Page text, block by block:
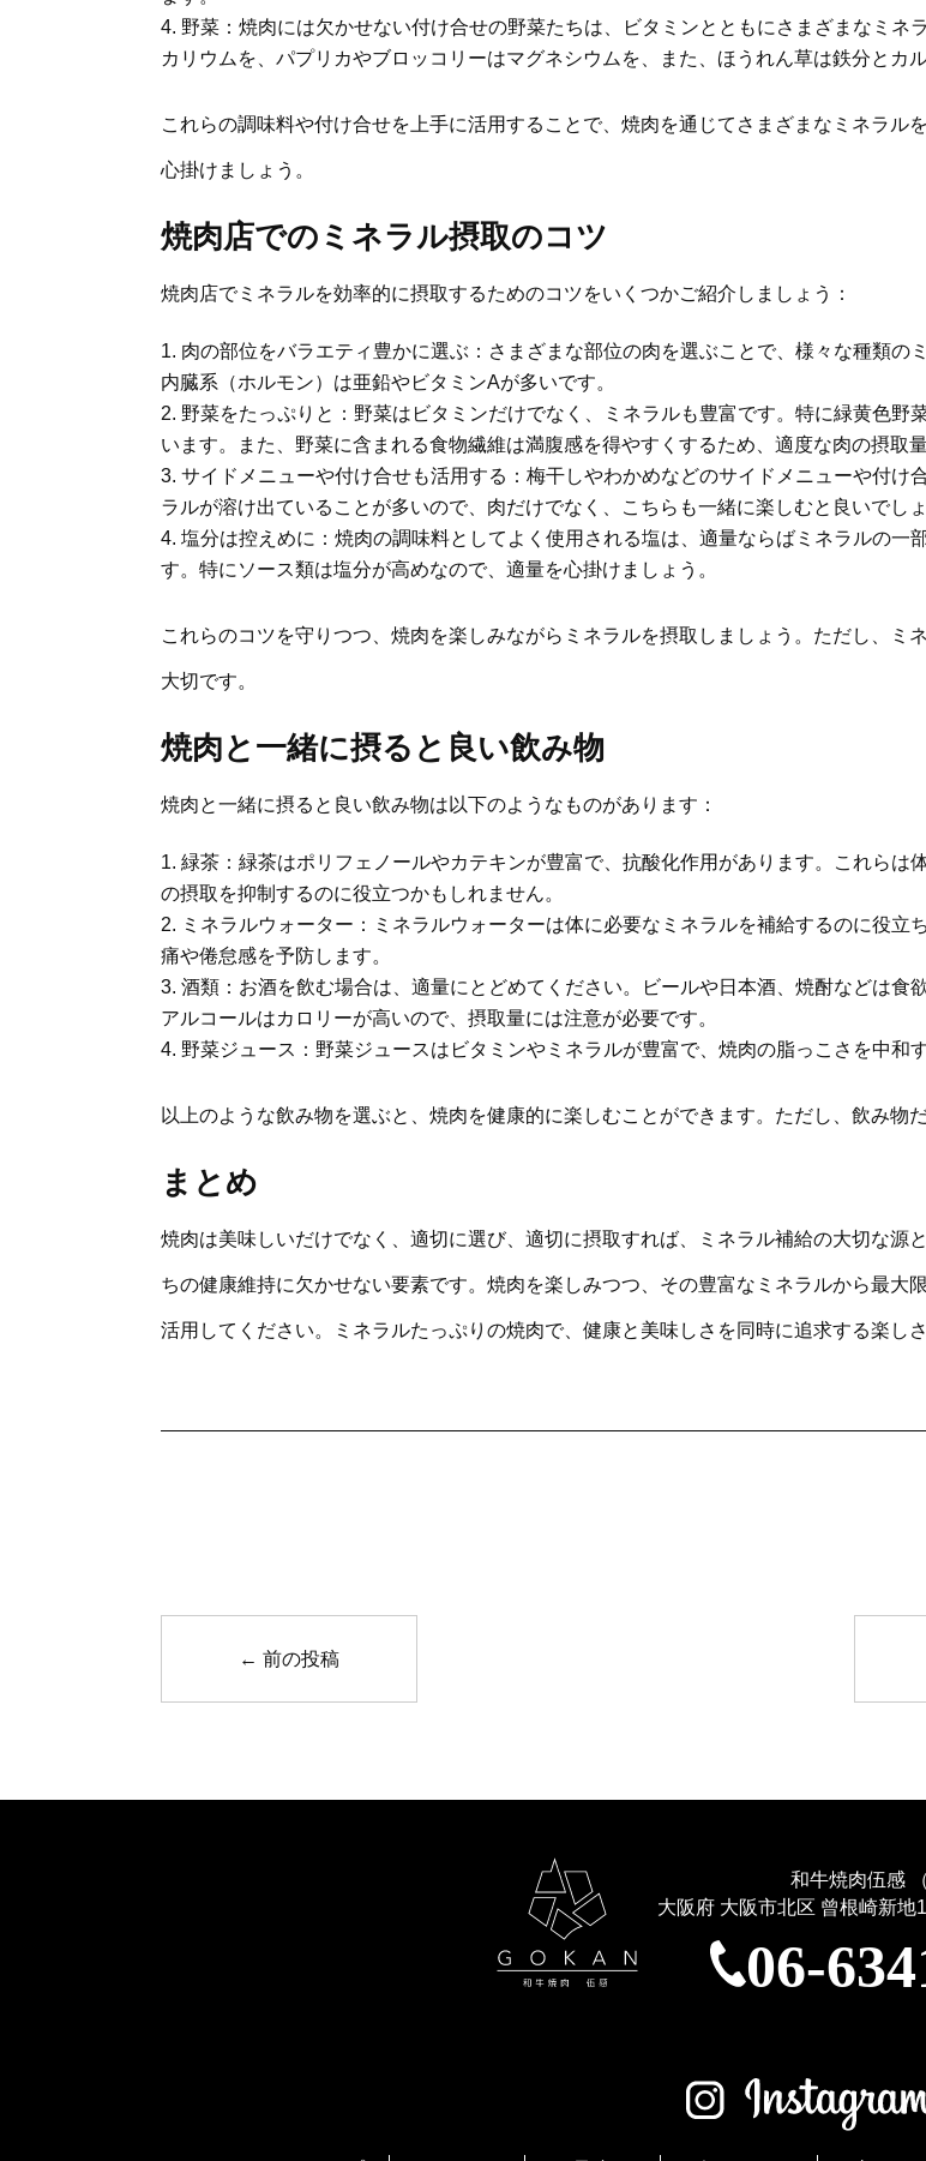
野菜：焼肉には欠かせない付け合せの野菜たちは、ビタミンとともにさまざまなミネ
カリウムを、パプリカやブロッコリーはマグネシウムを、また、ほうれん草は鉄分とカ
これらの調味料や付け合せを上手に活用することで、焼肉を通じてさまざまなミネラル
心掛けましょう。
焼肉店でのミネラル摂取のコツ
焼肉店でミネラルを効率的に摂取するためのコツをいくつかご紹介しましょう：
肉の部位をバラエティ豊かに選ぶ：さまざまな部位の肉を選ぶことで、様々な種類の
内臓系（ホルモン）は亜鉛やビタミンAが多いです。
野菜をたっぷりと：野菜はビタミンだけでなく、ミネラルも豊富です。特に緑黄色野
います。また、野菜に含まれる食物繊維は満腹感を得やすくするため、適度な肉の摂取量
サイドメニューや付け合せも活用する：梅干しやわかめなどのサイドメニューや付
ラルが溶け出ていることが多いので、肉だけでなく、こちらも一緒に楽しむと良いでしょ
塩分は控えめに：焼肉の調味料としてよく使用される塩は、適量ならばミネラルの一
す。特にソース類は塩分が高めなので、適量を心掛けましょう。
これらのコツを守りつつ、焼肉を楽しみながらミネラルを摂取しましょう。ただし、
大切です。
焼肉と一緒に摂ると良い飲み物
焼肉と一緒に摂ると良い飲み物は以下のようなものがあります：
緑茶：緑茶はポリフェノールやカテキンが豊富で、抗酸化作用があります。これら
の摂取を抑制するのに役立つかもしれません。
ミネラルウォーター：ミネラルウォーターは体に必要なミネラルを補給するのに役
痛や倦怠感を予防します。
酒類：お酒を飲む場合は、適量にとどめてください。ビールや日本酒、焼酎などは食
アルコールはカロリーが高いので、摂取量には注意が必要です。
野菜ジュース：野菜ジュースはビタミンやミネラルが豊富で、焼肉の脂っこさを中和
以上のような飲み物を選ぶと、焼肉を健康的に楽しむことができます。ただし、飲み物
まとめ
焼肉は美味しいだけでなく、適切に選び、適切に摂取すれば、ミネラル補給の大切な源
ちの健康維持に欠かせない要素です。焼肉を楽しみつつ、その豊富なミネラルから最大
活用してください。ミネラルたっぷりの焼肉で、健康と美味しさを同時に追求する楽し
←前の投稿
和牛焼肉伍感
大阪府 大阪市北区 曾根崎新地
06-